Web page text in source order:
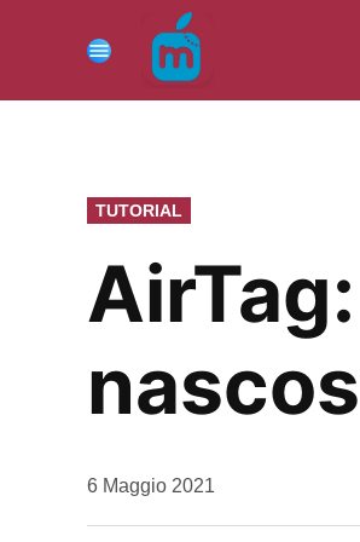
contenuto
Menu
PUBBLICATO
IN
TUTORIAL
da
6 Maggio 2021